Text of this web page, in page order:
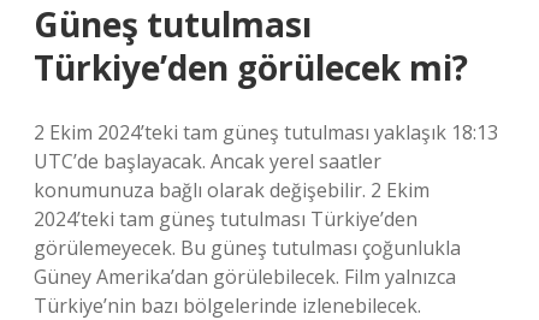
Güneş tutulması
Türkiye’den görülecek mi?
2 Ekim 2024’teki tam güneş tutulması yaklaşık 18:13
UTC’de başlayacak. Ancak yerel saatler
konumunuza bağlı olarak değişebilir. 2 Ekim
2024’teki tam güneş tutulması Türkiye’den
görülemeyecek. Bu güneş tutulması çoğunlukla
Güney Amerika’dan görülebilecek. Film yalnızca
Türkiye’nin bazı bölgelerinde izlenebilecek.